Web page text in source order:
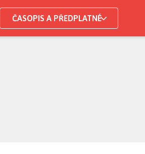
ČASOPIS A PŘEDPLATNÉ